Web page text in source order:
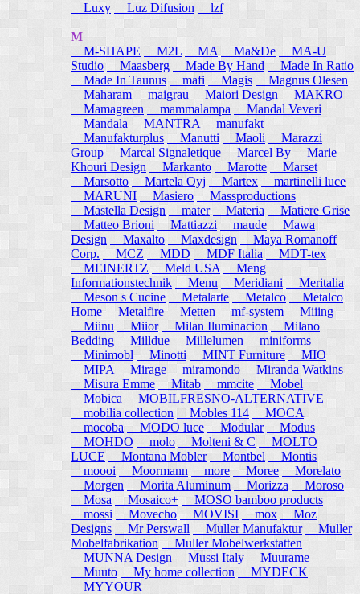
Luxy
Luz Difusion lzf
M
M-SHAPE
M2L MA Ma&De
MA-U
Studio
Maasberg Made By Hand
Made In Ratio
Made In Taunus
mafi Magis
Magnus Olesen
Maharam
maigrau Maiori Design
MAKRO
Mamagreen
mammalampa
Mandal Veveri
Mandala
MANTRA
manufakt
Manufakturplus
Manutti Maoli
Marazzi
Group
Marcal Signaletique Marcel By
Marie
Khouri Design
Markanto Marotte
Marset
Marsotto
Martela Oyj Martex
martinelli luce
MARUNI
Masiero
Massproductions
Mastella Design
mater Materia
Matiere Grise
Matteo Brioni
Mattiazzi maude
Mawa
Design
Maxalto Maxdesign
Maya Romanoff
Corp.
MCZ MDD MDF Italia
MDT-tex
MEINERTZ
Meld USA
Meng
Informationstechnik
Menu Meridiani
Meritalia
Meson s Cucine
Metalarte Metalco
Metalco
Home Metalfire Metten mf-system
Miiing
Miinu
Miior Milan Iluminacion
Milano
Bedding
Milldue Millelumen
miniforms
Minimobl Minotti MINT Furniture
MIO
MIPA
Mirage miramondo
Miranda Watkins
Misura Emme
Mitab mmcite
Mobel
Mobica
MOBILFRESNO-ALTERNATIVE
mobilia collection
Mobles 114
MOCA
mocoba
MODO luce Modular
Modus
MOHDO
molo Molteni & C
MOLTO
LUCE
Montana Mobler Montbel
Montis
moooi
Moormann more Moree
Morelato
Morgen
Morita Aluminum Morizza
Moroso
Mosa
Mosaico+
MOSO bamboo products
mossi
Movecho MOVISI mox
Moz
Designs
Mr Perswall Muller Manufaktur
Muller
Mobelfabrikation
Muller Mobelwerkstatten
MUNNA Design
Mussi Italy
Muurame
Muuto My home collection
MYDECK
MYYOUR